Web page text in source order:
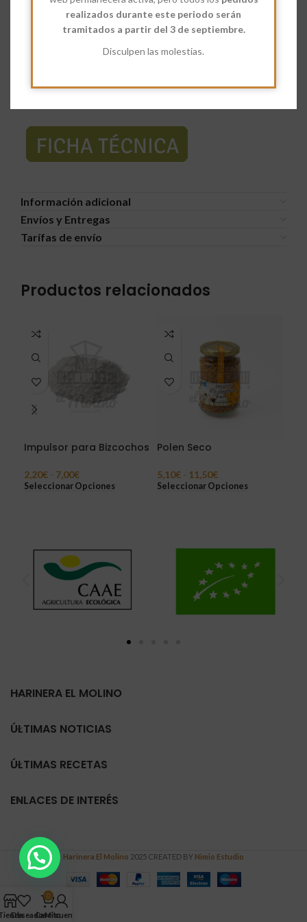
realizados durante este periodo serán
tramitados a partir del 3 de septiembre.
Disculpen las molestias.
sido cultivado sin pesticidas sintéticos. Contiene triglicéridos
de cadena media, grasas saludables que el hígado procesa
láurico, un compuesto con propiedades antibacterianas y
minerales esenciales como potasio, magnesio, fósforo e hierro,
Información adicional
Envíos y Entregas
Tarífas de envío
Productos relacionados
Impulsor para Bizcochos
2,20€ - 7,00€
Seleccionar Opciones
Polen Seco
5,10€ - 11,50€
Seleccionar Opciones
HARINERA EL MOLINO
ÚLTIMAS NOTICIAS
ÚLTIMAS RECETAS
ENLACES DE INTERÉS
Harinera El Molino 2025 CREATED BY Nimio Estudio
Deseados
0
Carrito
Mi cuenta